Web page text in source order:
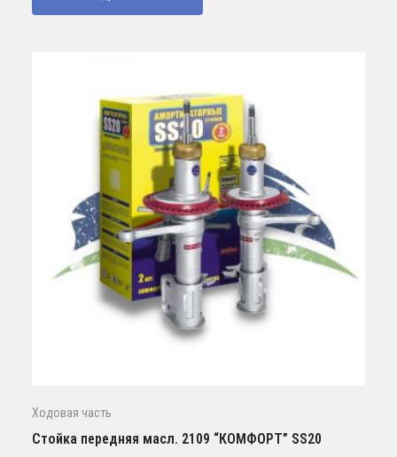
Ходовая часть
Стойка передняя масл. 2109 “КОМФОРТ” SS20